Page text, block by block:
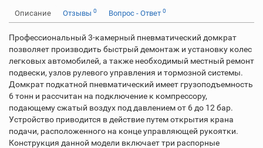
Описание Отзывы 0 Вопрос - Ответ 0
Профессиональный 3-камерный пневматический домкрат
позволяет производить быстрый демонтаж и установку колес
легковых автомобилей, а также необходимый местный ремонт
подвески, узлов рулевого управления и тормозной системы.
Домкрат подкатной пневматический имеет грузоподъемность
6 тонн и рассчитан на подключение к компрессору,
подающему сжатый воздух под давлением от 6 до 12 бар.
Устройство приводится в действие путем открытия крана
подачи, расположенного на конце управляющей рукоятки.
Конструкция данной модели включает три распорные